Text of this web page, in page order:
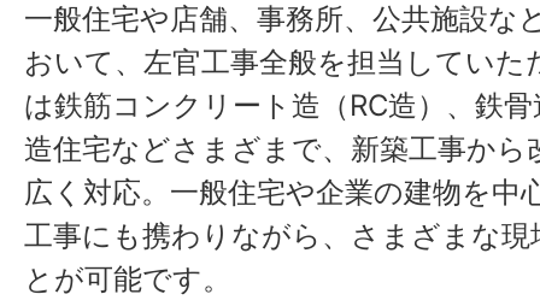
一般住宅や店舗、事務所、公共施設な
おいて、左官工事全般を担当していた
は鉄筋コンクリート造（RC造）、鉄
造住宅などさまざまで、新築工事から
広く対応。一般住宅や企業の建物を中
工事にも携わりながら、さまざまな現
とが可能です。